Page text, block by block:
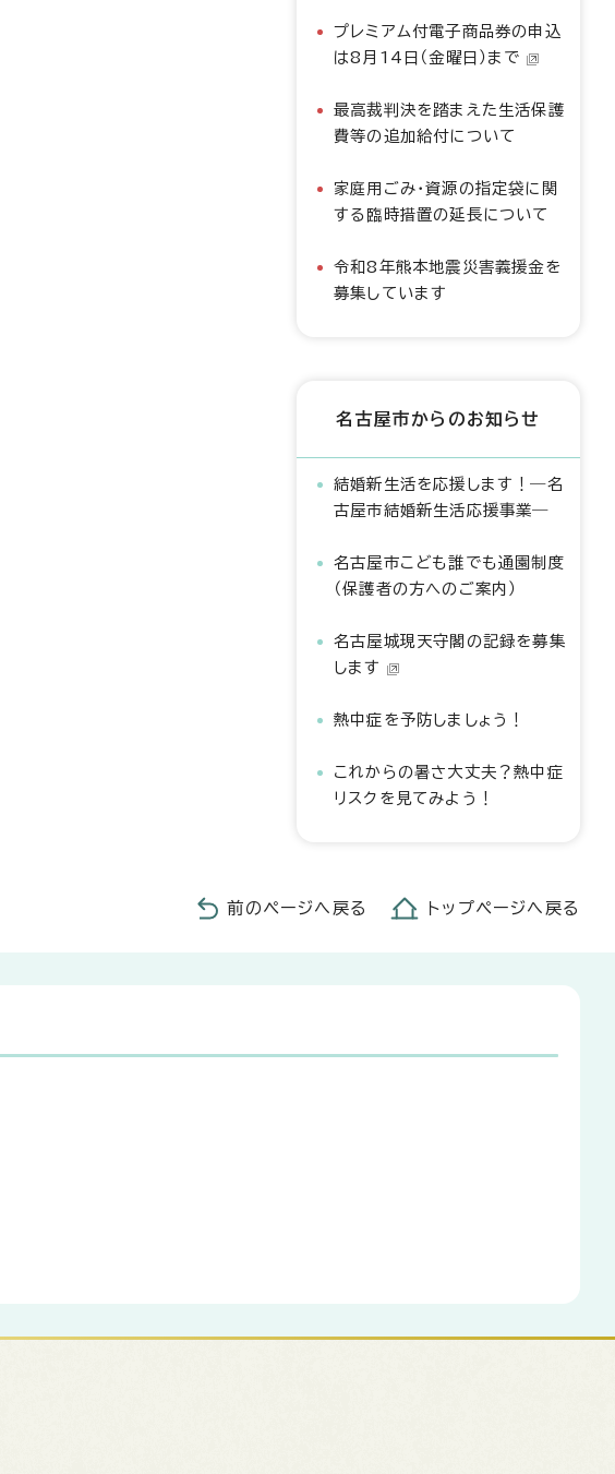
プレミアム付電子商品券の申込
は8月14日（金曜日）まで
最高裁判決を踏まえた生活保護
費等の追加給付について
家庭用ごみ・資源の指定袋に関
する臨時措置の延長について
令和8年熊本地震災害義援金を
募集しています
名古屋市からのお知らせ
結婚新生活を応援します！―名
古屋市結婚新生活応援事業―
名古屋市こども誰でも通園制度
（保護者の方へのご案内）
名古屋城現天守閣の記録を募集
します
熱中症を予防しましょう！
これからの暑さ大丈夫？熱中症
リスクを見てみよう！
前のページへ戻る トップページへ戻る